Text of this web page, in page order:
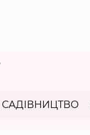
САДІВНИЦТВО